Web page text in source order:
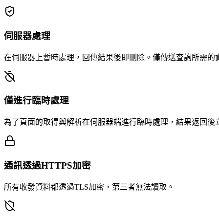
伺服器處理
在伺服器上暫時處理，回傳結果後即刪除。僅傳送查詢所需的
僅進行臨時處理
為了頁面的取得與解析在伺服器端進行臨時處理，結果返回後
通訊透過HTTPS加密
所有收發資料都透過TLS加密，第三者無法讀取。